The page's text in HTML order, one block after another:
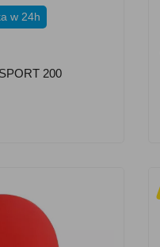
w 24h
200